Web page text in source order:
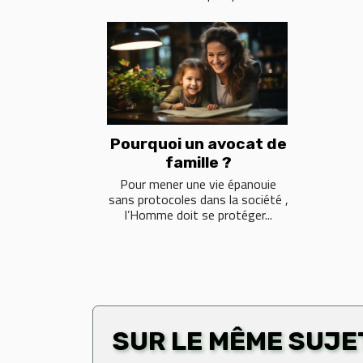
Pourquoi un avocat de
famille ?
Pour mener une vie épanouie
sans protocoles dans la société ,
l’Homme doit se protéger...
SUR LE MÊME